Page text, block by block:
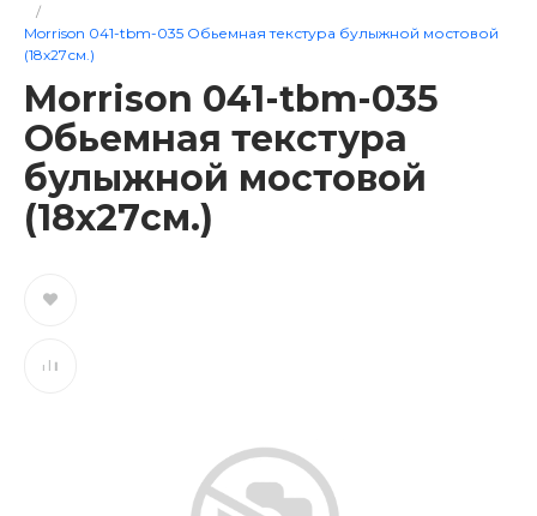
/
Morrison 041-tbm-035 Обьемная текстура булыжной мостовой
(18х27см.)
Morrison 041-tbm-035
Обьемная текстура
булыжной мостовой
(18х27см.)